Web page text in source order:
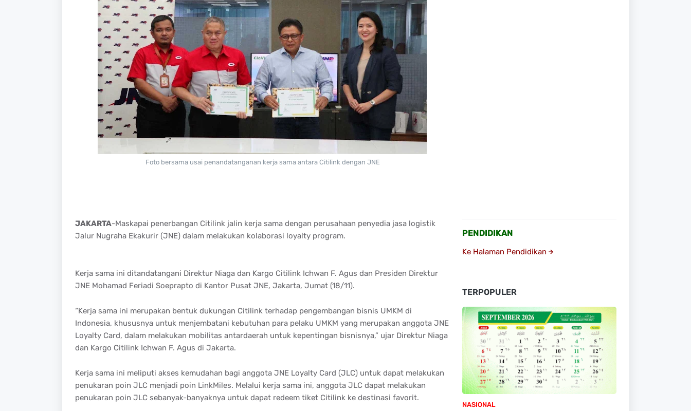
Foto bersama usai penandatanganan kerja sama antara Citilink dengan JNE
JAKARTA-Maskapai penerbangan Citilink jalin kerja sama dengan perusahaan penyedia jasa logistik
Jalur Nugraha Ekakurir (JNE) dalam melakukan kolaborasi loyalty program.
Kerja sama ini ditandatangani Direktur Niaga dan Kargo Citilink Ichwan F. Agus dan Presiden Direktur
JNE Mohamad Feriadi Soeprapto di Kantor Pusat JNE, Jakarta, Jumat (18/11).
“Kerja sama ini merupakan bentuk dukungan Citilink terhadap pengembangan bisnis UMKM di
Indonesia, khususnya untuk menjembatani kebutuhan para pelaku UMKM yang merupakan anggota JNE
Loyalty Card, dalam melakukan mobilitas antardaerah untuk kepentingan bisnisnya,” ujar Direktur Niaga
dan Kargo Citilink Ichwan F. Agus di Jakarta.
Kerja sama ini meliputi akses kemudahan bagi anggota JNE Loyalty Card (JLC) untuk dapat melakukan
penukaran poin JLC menjadi poin LinkMiles. Melalui kerja sama ini, anggota JLC dapat melakukan
penukaran poin JLC sebanyak-banyaknya untuk dapat redeem tiket Citilink ke destinasi favorit.
PENDIDIKAN
Ke Halaman Pendidikan
TERPOPULER
NASIONAL